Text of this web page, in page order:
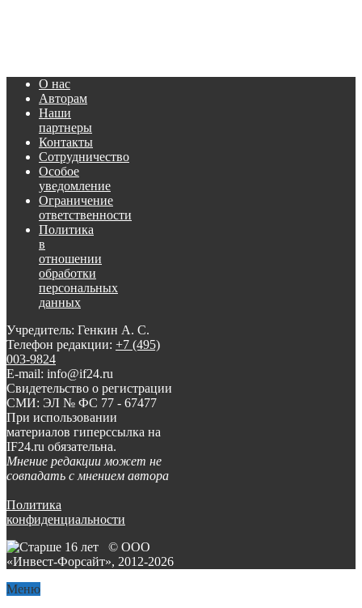
О нас
Авторам
Наши
партнеры
Контакты
Сотрудничество
Особое
уведомление
Ограничение
ответственности
Политика
в
отношении
обработки
персональных
данных
Учредитель: Генкин А. С.
Телефон редакции: +7 (495)
003-9824
E-mail: info@if24.ru
Свидетельство о регистрации
СМИ: ЭЛ № ФС 77 - 67477
При использовании
материалов гиперссылка на
IF24.ru обязательна.
Мнение редакции может не
совпадать с мнением автора
Политика
конфиденциальности
© ООО
«Инвест-Форсайт», 2012-2026
Меню